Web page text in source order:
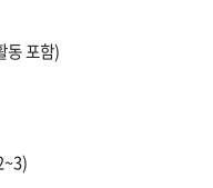
동 포함)